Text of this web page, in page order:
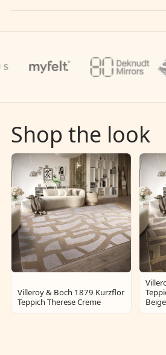
Shop the look
Villeroy & Boch 1879 Kurzflor
Teppich Therese Creme
Beige